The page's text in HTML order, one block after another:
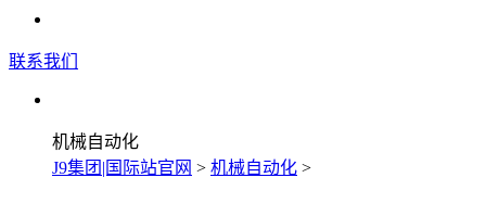
联系我们
机械自动化
J9集团|国际站官网 > 机械自动化 >